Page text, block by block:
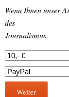
Wenn Ihnen unser
des
Journalismus.
Weiter